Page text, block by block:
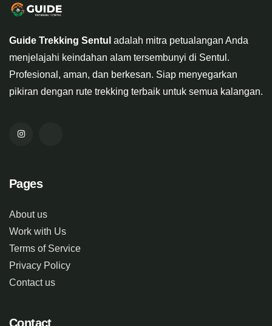
Guide Trekking Sentul adalah mitra petualangan Anda
menjelajahi keindahan alam tersembunyi di Sentul.
Profesional, aman, dan berkesan. Siap menyegarkan
pikiran dengan rute trekking terbaik untuk semua kalangan.
Pages
About us
Work with Us
Terms of Service
Privacy Policy
Contact us
Contact